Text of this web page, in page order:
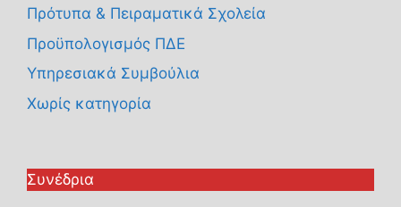
Πρότυπα & Πειραματικά Σχολεία
Προϋπολογισμός ΠΔΕ
Υπηρεσιακά Συμβούλια
Χωρίς κατηγορία
Συνέδρια